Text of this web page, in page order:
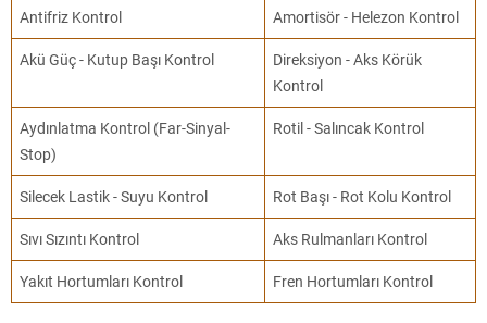
Antifriz Kontrol Amortisör - Helezon Kontrol
Akü Güç - Kutup Başı Kontrol
Direksiyon - Aks Körük
Kontrol
Aydınlatma Kontrol (Far-Sinyal-
Stop)
Rotil - Salıncak Kontrol
Silecek Lastik - Suyu Kontrol Rot Başı - Rot Kolu Kontrol
Sıvı Sızıntı Kontrol Aks Rulmanları Kontrol
Yakıt Hortumları Kontrol Fren Hortumları Kontrol